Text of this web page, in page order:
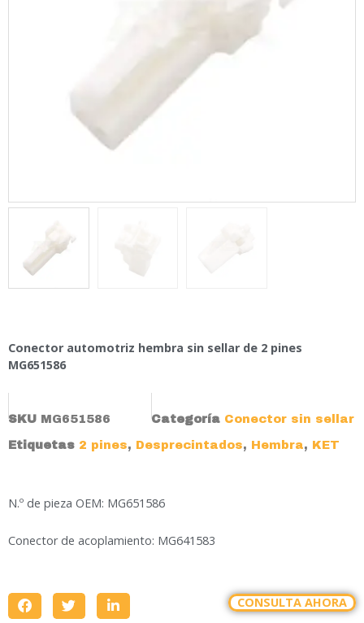
Conector automotriz hembra sin sellar de 2 pines
MG651586
SKU MG651586 Categoría Conector sin sellar
Etiquetas 2 pines, Desprecintados, Hembra, KET
N.º de pieza OEM: MG651586
Conector de acoplamiento: MG641583
CONSULTA AHORA